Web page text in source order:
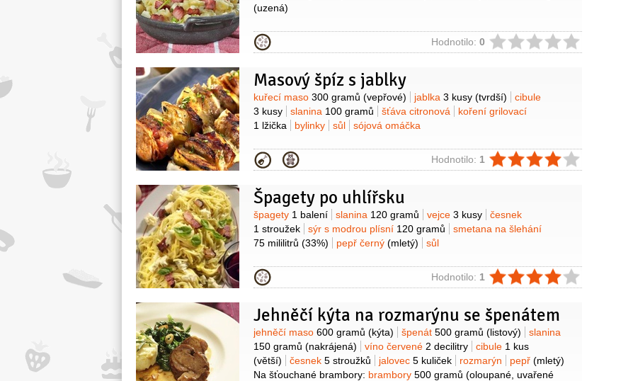
(uzená)
Kategorie Hodnotilo: 0
Masový špíz s jablky
Suroviny
kuřecí maso 300 gramů (vepřové) jablka 3 kusy (tvrdší)
cibule
3 kusy
slanina 100 gramů šťáva citronová
koření grilovací
1 lžička
bylinky sůl sójová omáčka
Kategorie Hodnotilo: 1
Špagety po uhlířsku
Suroviny
špagety 1 balení slanina 120 gramů vejce 3 kusy
česnek
1 stroužek
sýr s modrou plísní 120 gramů
smetana na šlehání
75 mililitrů (33%) pepř černý (mletý) sůl
Kategorie Hodnotilo: 1
Jehněčí kýta na rozmarýnu se špenátem
Suroviny
jehněčí maso 600 gramů (kýta) špenát 500 gramů (listový)
slanina
150 gramů (nakrájená) víno červené 2 decilitry cibule 1 kus
(větší)
česnek 5 stroužků jalovec 5 kuliček rozmarýn pepř (mletý)
Na šťouchané brambory: brambory 500 gramů (oloupané, uvařené